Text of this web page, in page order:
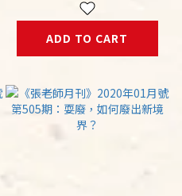
ADD TO CART